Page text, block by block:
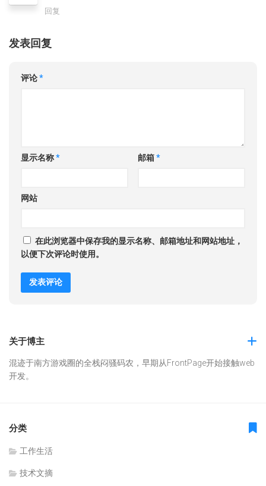
回复
发表回复
评论*
显示名称* 邮箱*
网站
在此浏览器中保存我的显示名称、邮箱地址和网站地址，
以便下次评论时使用。
关于博主
混迹于南方游戏圈的全栈闷骚码农，早期从FrontPage开始接触web
开发。
分类
工作生活
技术文摘